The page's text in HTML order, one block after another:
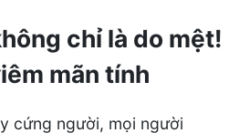
chỉ là do mệt!
mãn tính
cứng người, mọi người